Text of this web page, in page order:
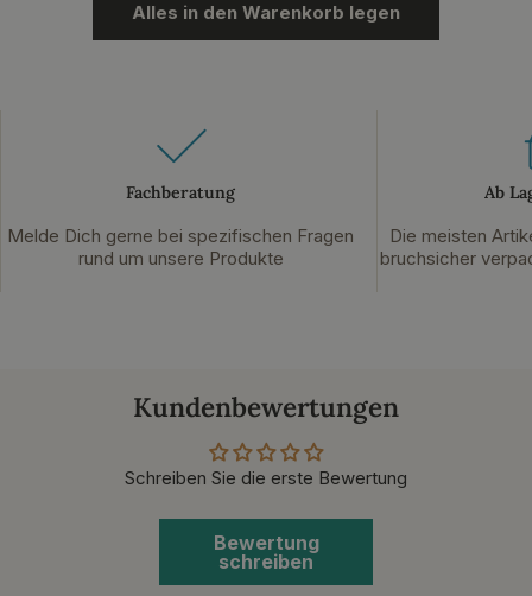
Alles in den Warenkorb legen
Fachberatung
Melde Dich gerne bei spezifischen Fragen
rund um unsere Produkte
Ab
Die meisten
bruchsicher
Kundenbewertungen
Schreiben Sie die erste Bewertung
Bewertung
schreiben